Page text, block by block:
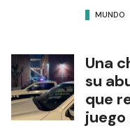
MUNDO
Una
su
que
juego